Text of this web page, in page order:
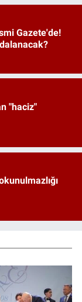
Gazete'de!
"haciz"